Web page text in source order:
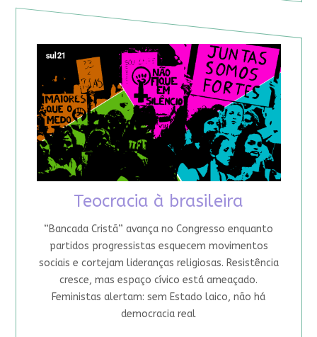
Teocracia à brasileira
“Bancada Cristã” avança no Congresso enquanto
partidos progressistas esquecem movimentos
sociais e cortejam lideranças religiosas. Resistência
cresce, mas espaço cívico está ameaçado.
Feministas alertam: sem Estado laico, não há
democracia real